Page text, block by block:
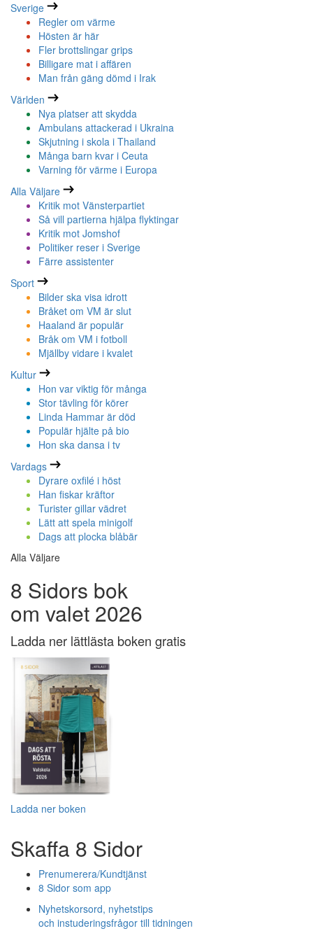
Sverige
Regler om värme
Hösten är här
Fler brottslingar grips
Billigare mat i affären
Man från gäng dömd i Irak
Världen
Nya platser att skydda
Ambulans attackerad i Ukraina
Skjutning i skola i Thailand
Många barn kvar i Ceuta
Varning för värme i Europa
Alla Väljare
Kritik mot Vänsterpartiet
Så vill partierna hjälpa flyktingar
Kritik mot Jomshof
Politiker reser i Sverige
Färre assistenter
Sport
Bilder ska visa idrott
Bråket om VM är slut
Haaland är populär
Bråk om VM i fotboll
Mjällby vidare i kvalet
Kultur
Hon var viktig för många
Stor tävling för körer
Linda Hammar är död
Populär hjälte på bio
Hon ska dansa i tv
Vardags
Dyrare oxfilé i höst
Han fiskar kräftor
Turister gillar vädret
Lätt att spela minigolf
Dags att plocka blåbär
Alla Väljare
8 Sidors bok
om valet 2026
Ladda ner lättlästa boken gratis
Ladda ner boken
Skaffa 8 Sidor
Prenumerera/Kundtjänst
8 Sidor som app
Nyhetskorsord, nyhetstips
och instuderingsfrågor till tidningen